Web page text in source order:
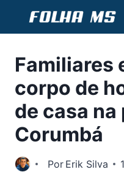
Conteúdo
Familiares
corpo de
de casa
Corumbá
Por Erik Silva